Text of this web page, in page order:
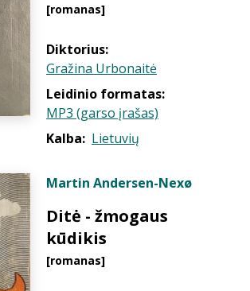
[romanas]
Diktorius:
Gražina Urbonaitė
Leidinio formatas:
MP3 (garso įrašas)
Kalba: Lietuvių
Martin Andersen-Nexø
Ditė - žmogaus
kūdikis
[romanas]